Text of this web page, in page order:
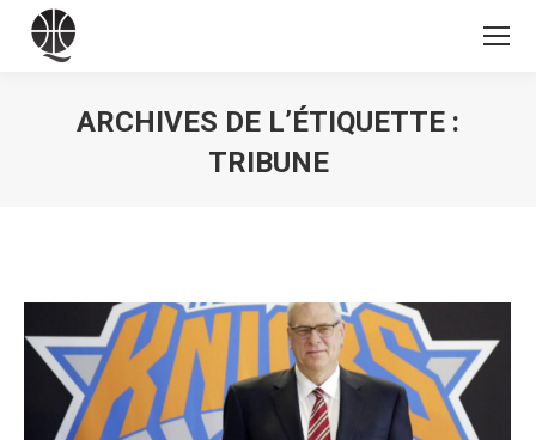
ARCHIVES DE L’ÉTIQUETTE :
TRIBUNE